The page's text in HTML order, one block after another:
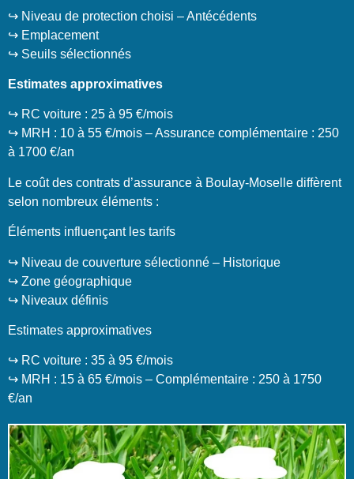
↪️ Niveau de protection choisi – Antécédents
↪️ Emplacement
↪️ Seuils sélectionnés
Estimates approximatives
↪️ RC voiture : 25 à 95 €/mois
↪️ MRH : 10 à 55 €/mois – Assurance complémentaire : 250
à 1700 €/an
Le coût des contrats d’assurance à Boulay-Moselle diffèrent
selon nombreux éléments :
Éléments influençant les tarifs
↪️ Niveau de couverture sélectionné – Historique
↪️ Zone géographique
↪️ Niveaux définis
Estimates approximatives
↪️ RC voiture : 35 à 95 €/mois
↪️ MRH : 15 à 65 €/mois – Complémentaire : 250 à 1750
€/an